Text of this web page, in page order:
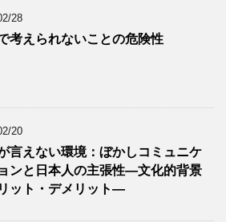
28
考えられないことの危険性
20
言えない環境：ぼかしコミュニケ
ンと日本人の主張性―文化的背景
ット・デメリット―